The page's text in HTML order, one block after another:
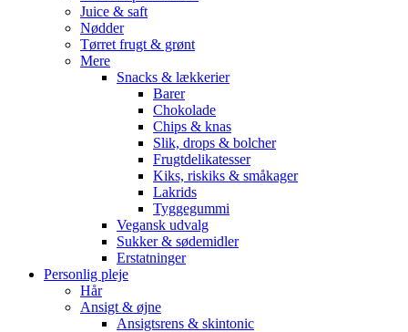
Juice & saft
Nødder
Tørret frugt & grønt
Mere
Snacks & lækkerier
Barer
Chokolade
Chips & knas
Slik, drops & bolcher
Frugtdelikatesser
Kiks, riskiks & småkager
Lakrids
Tyggegummi
Vegansk udvalg
Sukker & sødemidler
Erstatninger
Personlig pleje
Hår
Ansigt & øjne
Ansigtsrens & skintonic